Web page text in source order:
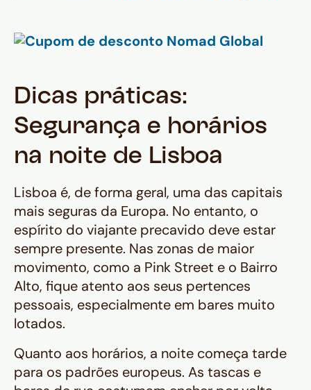
Dicas práticas:
Segurança e horários
na noite de Lisboa
Lisboa é, de forma geral, uma das capitais
mais seguras da Europa. No entanto, o
espírito do viajante precavido deve estar
sempre presente. Nas zonas de maior
movimento, como a Pink Street e o Bairro
Alto, fique atento aos seus pertences
pessoais, especialmente em bares muito
lotados.
Quanto aos horários, a noite começa tarde
para os padrões europeus. As tascas e